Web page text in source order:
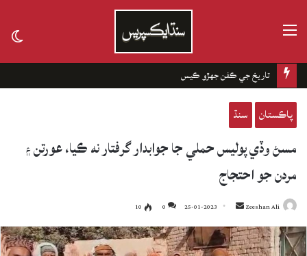
تاريخ جي ڪفن جھڙو ڪيس
پاڪستان سنڌ
مسڻ وڏي پوليس حملي جا جوابدار گرفتار نه ڪيا، عورتن ۽
مردن جو احتجاج
Zeeshan Ali
Send
an
email
25-01-2023
0
10